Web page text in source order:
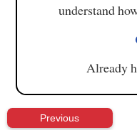
understand
Already
Previous